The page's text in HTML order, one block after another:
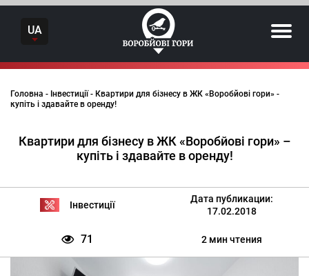
Skip
contentUA
Головна - Інвестиції- Квартири для бізнесу в ЖК «Воробйові гори» -
купіть і здавайте в оренду!
Квартири для бізнесу в ЖК «Воробйові гори» –
купіть і здавайте в оренду!
Інвестиції
Дата публикации:
17.02.2018
71 2 мин чтения